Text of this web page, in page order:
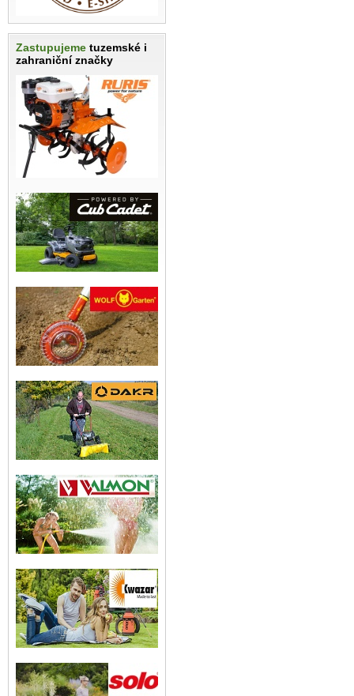
Zastupujeme tuzemské i
zahraniční značky